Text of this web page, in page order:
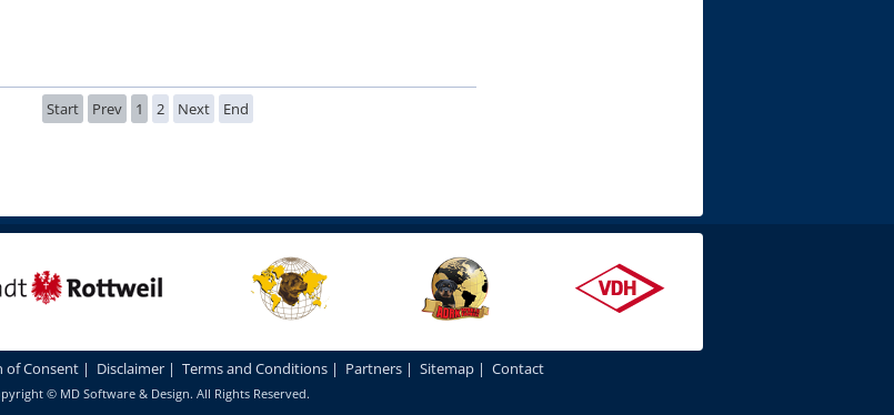
Start Prev 1 2 Next End
of Consent| Disclaimer| Terms and Conditions| Partners| Sitemap| Contact
© MD Software & Design. All Rights Reserved.